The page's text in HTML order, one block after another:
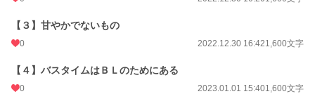
【３】甘やかでないもの
0 2022.12.30 16:421,600文字
【４】バスタイムはＢＬのためにある
0 2023.01.01 15:401,600文字